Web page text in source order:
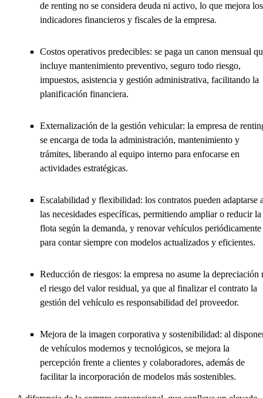
de renting no se considera deuda ni activo, lo que mejora los
indicadores financieros y fiscales de la empresa.
Costos operativos predecibles: se paga un canon mensual
incluye mantenimiento preventivo, seguro todo riesgo,
impuestos, asistencia y gestión administrativa, facilitando la
planificación financiera.
Externalización de la gestión vehicular: la empresa de
se encarga de toda la administración, mantenimiento y
trámites, liberando al equipo interno para enfocarse en
actividades estratégicas.
Escalabilidad y flexibilidad: los contratos pueden adaptarse
las necesidades específicas, permitiendo ampliar o reducir la
flota según la demanda, y renovar vehículos periódicamente
para contar siempre con modelos actualizados y eficientes.
Reducción de riesgos: la empresa no asume la depreciación
el riesgo del valor residual, ya que al finalizar el contrato la
gestión del vehículo es responsabilidad del proveedor.
Mejora de la imagen corporativa y sostenibilidad: al
de vehículos modernos y tecnológicos, se mejora la
percepción frente a clientes y colaboradores, además de
facilitar la incorporación de modelos más sostenibles.